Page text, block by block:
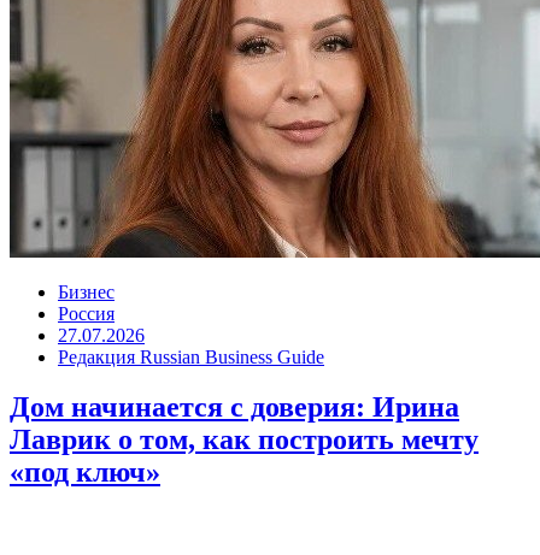
Бизнес
Россия
27.07.2026
Редакция Russian Business Guide
Дом начинается с доверия: Ирина
Лаврик о том, как построить мечту
«под ключ»